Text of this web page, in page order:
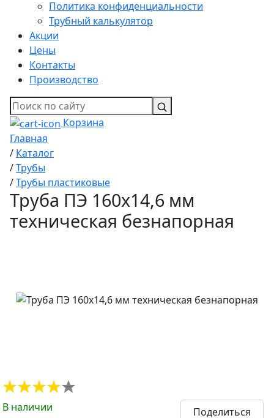
Политика конфиденциальности
Трубный калькулятор
Акции
Цены
Контакты
Производство
Корзина
Главная
/ Каталог
/Трубы
/Трубы пластиковые
Труба ПЭ 160x14,6 мм
техническая безнапорная
В наличии Поделиться